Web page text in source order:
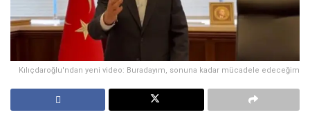
Kılıçdaroğlu'ndan yeni video: Buradayım, sonuna kadar mücadele edeceğim